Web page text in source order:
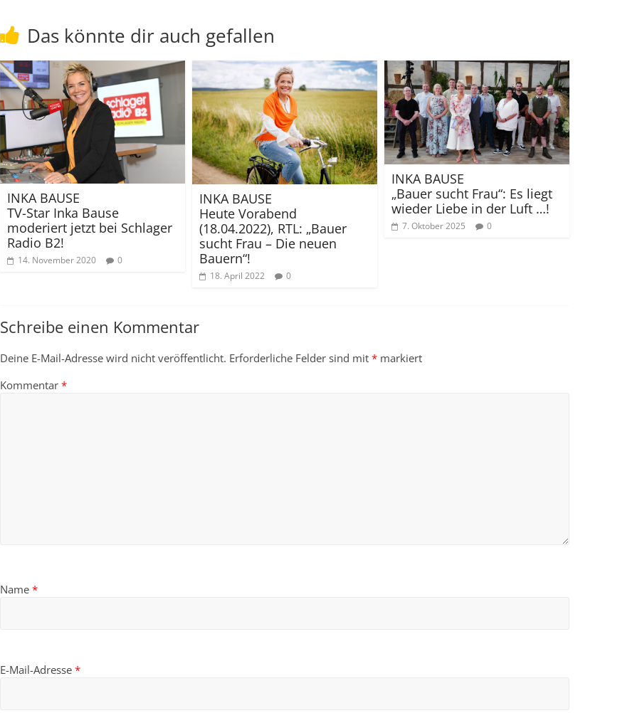
Das könnte dir auch gefallen
INKA BAUSE
TV-Star Inka Bause
moderiert jetzt bei Schlager
Radio B2!
14. November 2020 0
INKA BAUSE
Heute Vorabend
(18.04.2022), RTL: „Bauer
sucht Frau – Die neuen
Bauern“!
18. April 2022 0
INKA BAUSE
„Bauer sucht Frau“: Es liegt
wieder Liebe in der Luft …!
7. Oktober 2025 0
Schreibe einen Kommentar
Deine E-Mail-Adresse wird nicht veröffentlicht. Erforderliche Felder sind mit * markiert
Kommentar *
Name *
E-Mail-Adresse *